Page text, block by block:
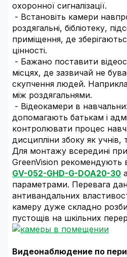
охоронної сигналізації.
- Встановіть камери
роздягальні, бібліотеку,
приміщення, де
цінності.
- Бажано поставити
місцях, де зазвичай не
скупчення людей.
між роздягальнями.
- Відеокамери в
допомагають батькам і
контролювати процес
дисципліни збоку як учнів,
Для монтажу всередині
GreenVision рекомендують
GV-052-GHD-G-DOA20-30
параметрами. Перевага
антивандальних
камеру дуже складно
пустощів на шкільних
Видеонаблюдение по